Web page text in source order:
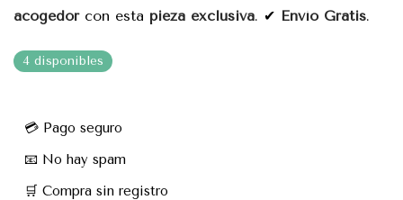
acogedorcon esta pieza exclusiva. ✔ Envío Gratis.
4 disponibles
💳 Pago seguro
📧 No hay spam
🛒 Compra sin registro